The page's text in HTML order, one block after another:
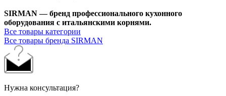
SIRMAN — бренд профессионального кухонного
оборудования с итальянскими корнями.
Все товары категории
Все товары бренда SIRMAN
Нужна консультация?